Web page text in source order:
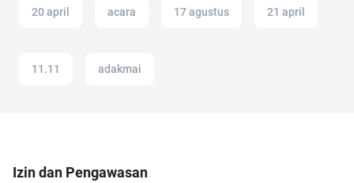
20 april acara 17 agustus 21 april
11.11 adakmai
Izin dan Pengawasan